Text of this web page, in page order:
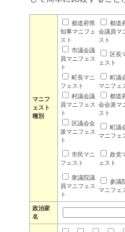
マニフ
ェスト
種別
都道府県
知事マニフェ
スト
都道
会議員マ
スト
市議会議
員マニフェス
ト
区長
ェスト
町長マニ
フェスト
町議
マニフェ
村議会議
員マニフェス
ト
都道
会会派マ
スト
区議会会
派マニフェス
ト
町議
マニフェ
市民マニ
フェスト
政党
ェスト
衆議院議
員マニフェス
ト
参議
マニフェ
政治家
名